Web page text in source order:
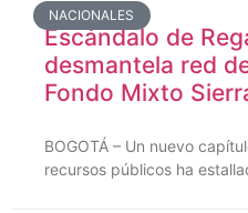
NACIONALES
Escándalo de
desmantela red
Fondo Mixto
BOGOTÁ – Un nuevo
recursos públicos ha